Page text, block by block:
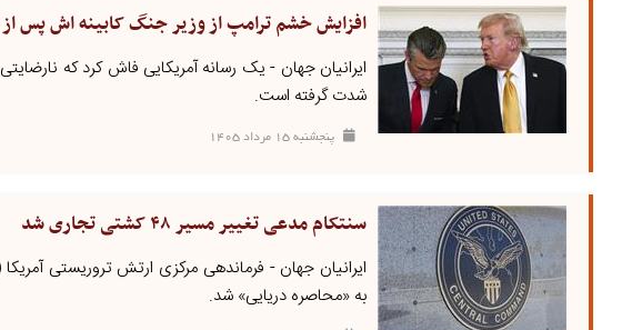
افزایش خشم ترامپ از وزیر جنگ کابینه اش پس از
ایرانیان جهان - یک رسانه آمریکایی فاش کرد که
شدت گرفته است.
پنجشنبه ۱۵ مرداد ۱۴۰۵
سنتکام مدعی تغییر مسیر ۴۸ کشتی تجاری شد
به «محاصره دریایی» شد.